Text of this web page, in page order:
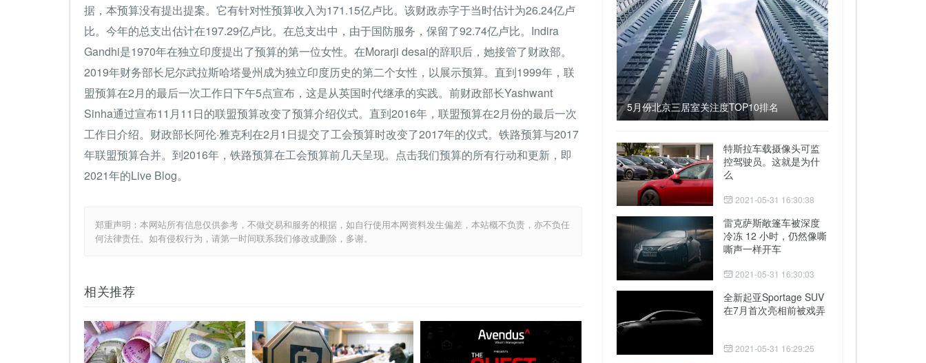
据，本预算没有提出提案。它有针对性预算收入为171.15亿卢比。该财政赤字于当时估计为26.24亿卢
比。今年的总支出估计在197.29亿卢比。在总支出中，由于国防服务，保留了92.74亿卢比。Indira
Gandhi是1970年在独立印度提出了预算的第一位女性。在Morarji desai的辞职后，她接管了财政部。
2019年财务部长尼尔武拉斯哈塔曼州成为独立印度历史的第二个女性，以展示预算。直到1999年，联
盟预算在2月的最后一次工作日下午5点宣布，这是从英国时代继承的实践。前财政部长Yashwant
Sinha通过宣布11月11日的联盟预算改变了预算介绍仪式。直到2016年，联盟预算在2月份的最后一次
工作日介绍。财政部长阿伦·雅克利在2月1日提交了工会预算时改变了2017年的仪式。铁路预算与2017
年联盟预算合并。到2016年，铁路预算在工会预算前几天呈现。点击我们预算的所有行动和更新，即
2021年的Live Blog。
郑重声明：本网站所有信息仅供参考，不做交易和服务的根据，如自行使用本网资料发生偏差，本站概不负责，亦不负任
何法律责任。如有侵权行为，请第一时间联系我们修改或删除，多谢。
相关推荐
5月份北京三居室关注度TOP10排名
特斯拉车载摄像头可监
控驾驶员。这就是为什
么
2021-05-31 16:30:38
雷克萨斯敞篷车被深度
冷冻 12 小时，仍然像嘶
嘶声一样开车
2021-05-31 16:30:03
全新起亚Sportage SUV
在7月首次亮相前被戏弄
2021-05-31 16:29:25